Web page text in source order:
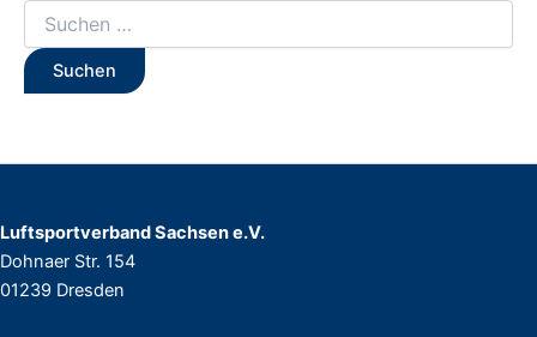
Luftsportverband Sachsen e.V.
Dohnaer Str. 154
01239 Dresden